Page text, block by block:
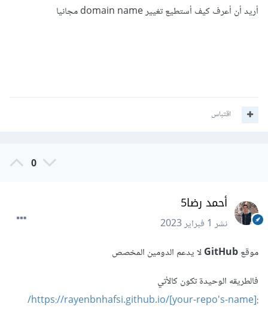
أريد أن أعرف كيف أستطيع تغيير domain name مجانيا
اقتباس
0
أحمد رضا5
نشر1 فبراير 2023
موقعGitHub لا يدعم الدومين المخصص
فالطريقه الوحيدة تكون كالأتي
https://rayenbnhafsi.github.io/[your-repo's-name]/